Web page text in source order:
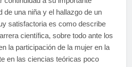
una niña y el hallazgo de un
satisfactoria es como describe
científica, sobre todo ante los
la participación de la mujer en la
en las ciencias teóricas poco